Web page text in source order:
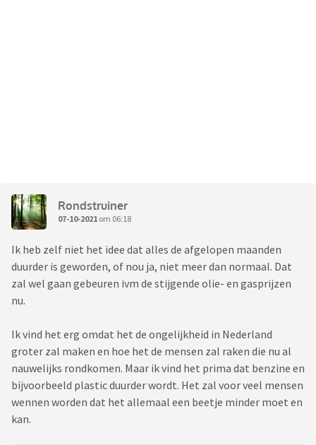
Rondstruiner
07-10-2021 om 06:18
Ik heb zelf niet het idee dat alles de afgelopen maanden
duurder is geworden, of nou ja, niet meer dan normaal. Dat
zal wel gaan gebeuren ivm de stijgende olie- en gasprijzen
nu.
Ik vind het erg omdat het de ongelijkheid in Nederland
groter zal maken en hoe het de mensen zal raken die nu al
nauwelijks rondkomen. Maar ik vind het prima dat benzine en
bijvoorbeeld plastic duurder wordt. Het zal voor veel mensen
wennen worden dat het allemaal een beetje minder moet en
kan.